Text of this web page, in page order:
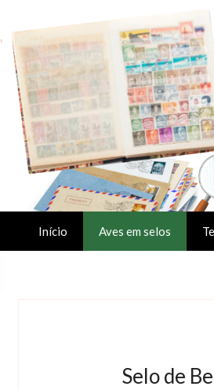
Início Aves em selos
Selo de